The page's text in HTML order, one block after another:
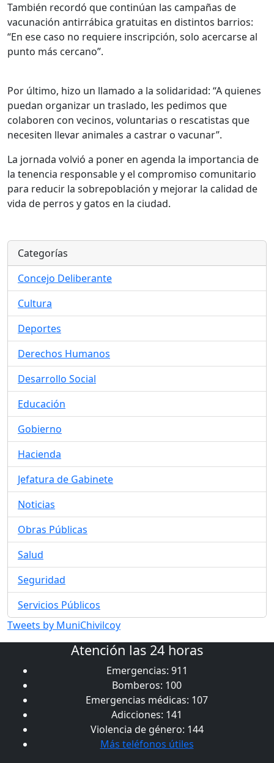
También recordó que continúan las campañas de
vacunación antirrábica gratuitas en distintos barrios:
“En ese caso no requiere inscripción, solo acercarse al
punto más cercano”.
Por último, hizo un llamado a la solidaridad: “A quienes
puedan organizar un traslado, les pedimos que
colaboren con vecinos, voluntarias o rescatistas que
necesiten llevar animales a castrar o vacunar”.
La jornada volvió a poner en agenda la importancia de
la tenencia responsable y el compromiso comunitario
para reducir la sobrepoblación y mejorar la calidad de
vida de perros y gatos en la ciudad.
Categorías
Concejo Deliberante
Cultura
Deportes
Derechos Humanos
Desarrollo Social
Educación
Gobierno
Hacienda
Jefatura de Gabinete
Noticias
Obras Públicas
Salud
Seguridad
Servicios Públicos
Tweets by MuniChivilcoy
Atención las 24 horas
Emergencias: 911
Bomberos: 100
Emergencias médicas: 107
Adicciones: 141
Violencia de género: 144
Más teléfonos útiles